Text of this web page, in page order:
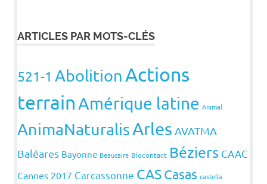
ARTICLES PAR MOTS-CLÉS
521-1 AbolitionActions
terrainAmérique latine Animal
AnimaNaturalisArles AVATMA
Baléares Bayonne Beaucaire Biocontact Béziers CAAC
Cannes 2017 Carcassonne CASCasas castella